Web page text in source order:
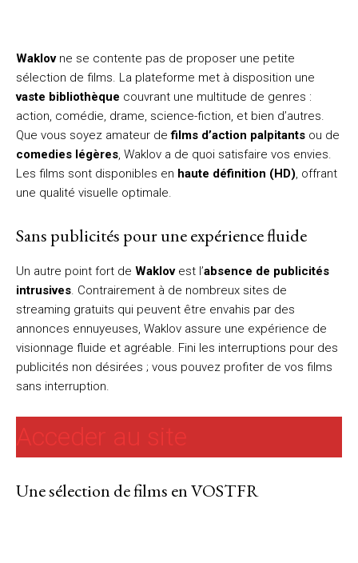
Waklovne se contente pas de proposer une petite
sélection de films. La plateforme met à disposition une
vaste bibliothèque couvrant une multitude de genres :
action, comédie, drame, science-fiction, et bien d’autres.
Que vous soyez amateur defilms d’action palpitants ou de
comedies légères, Waklov a de quoi satisfaire vos envies.
Les films sont disponibles en haute définition (HD), offrant
une qualité visuelle optimale.
Sans publicités pour une expérience fluide
Un autre point fort de Waklovest l’absence de publicités
intrusives. Contrairement à de nombreux sites de
streaming gratuits qui peuvent être envahis par des
annonces ennuyeuses, Waklov assure une expérience de
visionnage fluide et agréable. Fini les interruptions pour des
publicités non désirées ; vous pouvez profiter de vos films
sans interruption.
Acceder au site
Une sélection de films en VOSTFR